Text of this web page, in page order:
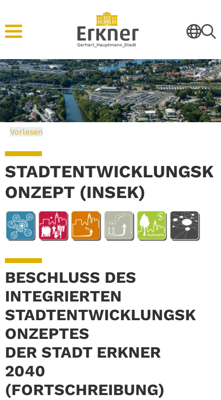
Vorlesen
STADTENTWICKLUNGSK
ONZEPT (INSEK)
BESCHLUSS DES
INTEGRIERTEN
STADTENTWICKLUNGSK
ONZEPTES
DER STADT ERKNER
2040
(FORTSCHREIBUNG)